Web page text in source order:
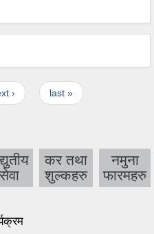
› last »
कर तथा
शुल्कहरु
नमुना
फारमहरु